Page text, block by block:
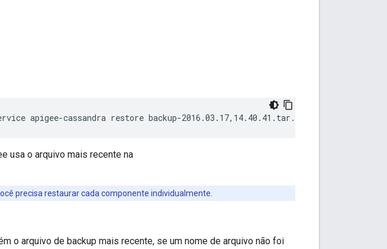
apigee-cassandra restore backup-2016.03.17,14.40.41.tar.gz
usa o arquivo mais recente na
precisa restaurar cada componente individualmente.
o arquivo de backup mais recente, se um nome de arquivo não foi